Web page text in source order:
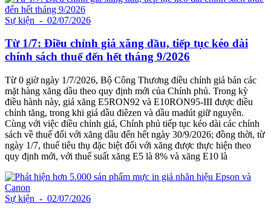
Sự kiện - 02/07/2026
Từ 1/7: Điều chỉnh giá xăng dầu, tiếp tục kéo dài
chính sách thuế đến hết tháng 9/2026
Từ 0 giờ ngày 1/7/2026, Bộ Công Thương điều chỉnh giá bán các
mặt hàng xăng dầu theo quy định mới của Chính phủ. Trong kỳ
điều hành này, giá xăng E5RON92 và E10RON95-III được điều
chỉnh tăng, trong khi giá dầu điêzen và dầu madút giữ nguyên.
Cùng với việc điều chỉnh giá, Chính phủ tiếp tục kéo dài các chính
sách về thuế đối với xăng dầu đến hết ngày 30/9/2026; đồng thời, từ
ngày 1/7, thuế tiêu thụ đặc biệt đối với xăng được thực hiện theo
quy định mới, với thuế suất xăng E5 là 8% và xăng E10 là
Sự kiện - 02/07/2026